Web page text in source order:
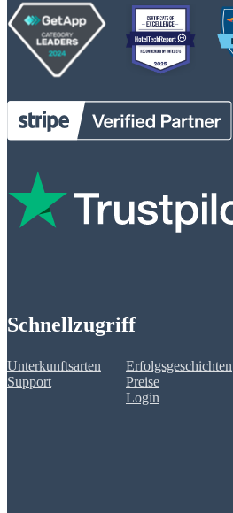
Schnellzugriff
Unterkunftsarten
Support
Erfolgsgeschichten
Preise
Login